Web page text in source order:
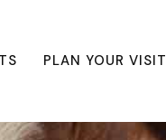
PLAN YOUR VISIT